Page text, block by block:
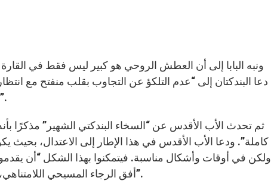
ونبه البابا إلى أن العطش الروحي هو كبير ليس فقط في القارة
دعا البندكتان إلى “عدم التلكؤ عن التجاوب بقلب منفتح مع
وفي خدمتهم الرسولية للارتواء من معين الروحانية البندكتية”.
ثم تحدث الأب الأقدس عن “السخاء البندكتي الشهير” مذكرًا
كاملة”. ودعا الأب الأقدس في هذا الإطار إلى الاعتدال، بحيث
ولكن في أوقات وأشكال مناسبة. فيتمكنوا بهذا الشكل “أن
أفق الرجاء المسيحي اللامتناهي، عبر الحفاظ على الصمت الداخلي في شركة كلمة الخلاص”.